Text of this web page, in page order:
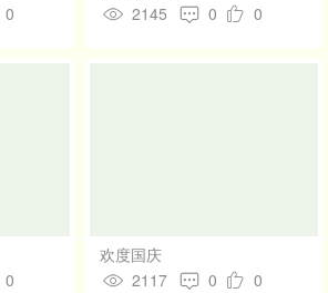
0
2145
0 0
0
欢度国庆
2117
0 0